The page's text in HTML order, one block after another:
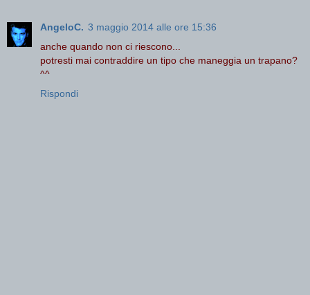
AngeloC. 3 maggio 2014 alle ore 15:36
anche quando non ci riescono...
potresti mai contraddire un tipo che maneggia un trapano?
^^
Rispondi